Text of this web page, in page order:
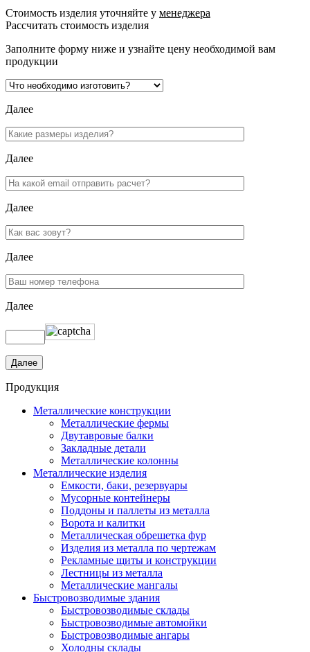
Стоимость изделия уточняйте у менеджера
Рассчитать стоимость изделия
Заполните форму ниже и узнайте цену необходимой вам
продукции
Далее
Далее
Далее
Далее
Далее
Продукция
Металлические конструкции
Металлические фермы
Двутавровые балки
Закладные детали
Металлические колонны
Металлические изделия
Емкости, баки, резервуары
Мусорные контейнеры
Поддоны и паллеты из металла
Ворота и калитки
Металлическая обрешетка фур
Изделия из металла по чертежам
Рекламные щиты и конструкции
Лестницы из металла
Металлические мангалы
Быстровозводимые здания
Быстровозводимые склады
Быстровозводимые автомойки
Быстровозводимые ангары
Холодны склады